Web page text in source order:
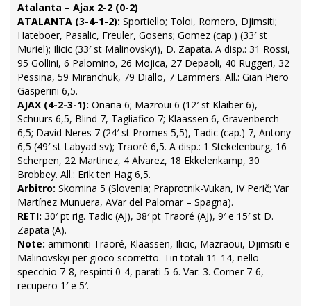
Atalanta – Ajax 2-2 (0-2)
ATALANTA (3-4-1-2): Sportiello; Toloi, Romero, Djimsiti;
Hateboer, Pasalic, Freuler, Gosens; Gomez (cap.) (33′ st
Muriel); Ilicic (33′ st Malinovskyi), D. Zapata. A disp.: 31 Rossi,
95 Gollini, 6 Palomino, 26 Mojica, 27 Depaoli, 40 Ruggeri, 32
Pessina, 59 Miranchuk, 79 Diallo, 7 Lammers. All.: Gian Piero
Gasperini 6,5.
AJAX (4-2-3-1): Onana 6; Mazroui 6 (12′ st Klaiber 6),
Schuurs 6,5, Blind 7, Tagliafico 7; Klaassen 6, Gravenberch
6,5; David Neres 7 (24′ st Promes 5,5), Tadic (cap.) 7, Antony
6,5 (49′ st Labyad sv); Traoré 6,5. A disp.: 1 Stekelenburg, 16
Scherpen, 22 Martinez, 4 Alvarez, 18 Ekkelenkamp, 30
Brobbey. All.: Erik ten Hag 6,5.
Arbitro: Skomina 5 (Slovenia; Praprotnik-Vukan, IV Perič; Var
Martínez Munuera, AVar del Palomar – Spagna).
RETI: 30′ pt rig. Tadic (AJ), 38′ pt Traoré (AJ), 9′ e 15′ st D.
Zapata (A).
Note: ammoniti Traoré, Klaassen, Ilicic, Mazraoui, Djimsiti e
Malinovskyi per gioco scorretto. Tiri totali 11-14, nello
specchio 7-8, respinti 0-4, parati 5-6. Var: 3. Corner 7-6,
recupero 1′ e 5′.